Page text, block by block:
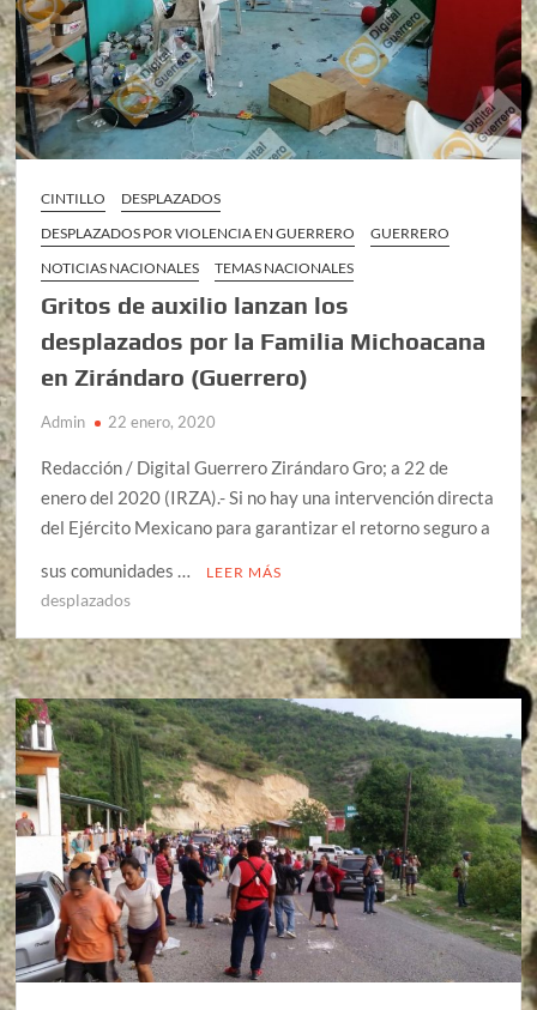
CINTILLO
DESPLAZADOS
DESPLAZADOS POR VIOLENCIA EN GUERRERO
GUERRERO
NOTICIAS NACIONALES
TEMAS NACIONALES
Gritos de auxilio lanzan los
desplazados por la Familia Michoacana
en Zirándaro (Guerrero)
Admin 22 enero, 2020
Redacción / Digital Guerrero Zirándaro Gro; a 22 de
enero del 2020 (IRZA).- Si no hay una intervención directa
del Ejército Mexicano para garantizar el retorno seguro a
sus comunidades …
LEER MÁS
desplazados